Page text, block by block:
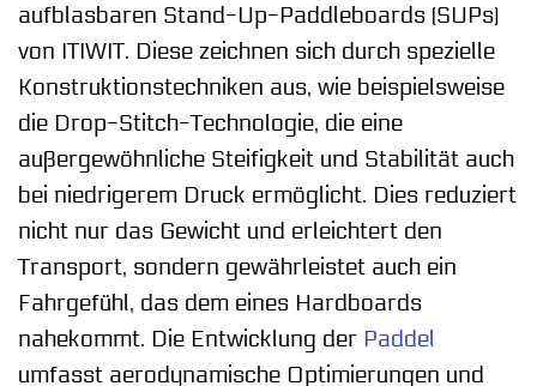
aufblasbaren Stand-Up-Paddleboards (SUPs)
von ITIWIT. Diese zeichnen sich durch spezielle
Konstruktionstechniken aus, wie beispielsweise
die Drop-Stitch-Technologie, die eine
außergewöhnliche Steifigkeit und Stabilität auch
bei niedrigerem Druck ermöglicht. Dies reduziert
nicht nur das Gewicht und erleichtert den
Transport, sondern gewährleistet auch ein
Fahrgefühl, das dem eines Hardboards
nahekommt. Die Entwicklung der Paddel
umfasst aerodynamische Optimierungen und